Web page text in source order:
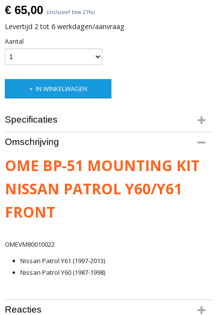
€ 65,00 (inclusief btw 21%)
Levertijd 2 tot 6 werkdagen/aanvraag
Aantal
IN WINKELWAGEN
Specificaties
Bruto gewicht
2,00 Kg
Omschrijving
OME BP-51 MOUNTING KIT
NISSAN PATROL Y60/Y61
FRONT
OMEVM80010022
Nissan Patrol Y61 (1997-2013)
Nissan Patrol Y60 (1987-1998)
Reacties